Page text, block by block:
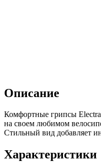
Описание
Комфортные грипсы
на своем любимом
Стильный вид добавляет
Характеристики